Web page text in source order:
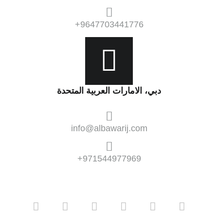
9647703441776+
دبي، الامارات العربية المتحدة
info@albawarij.com
971544977969+